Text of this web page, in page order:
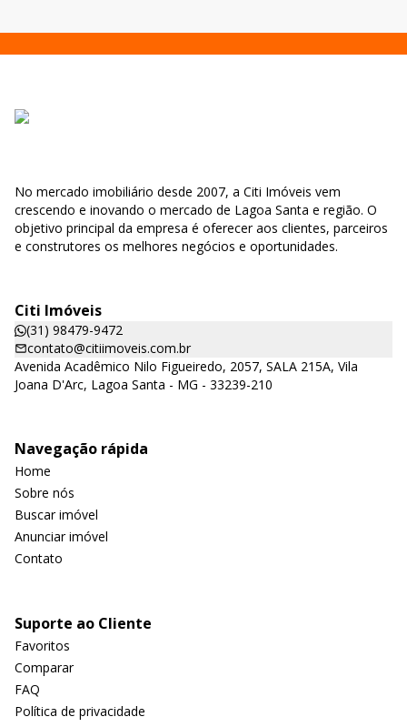
No mercado imobiliário desde 2007, a Citi Imóveis vem
crescendo e inovando o mercado de Lagoa Santa e região. O
objetivo principal da empresa é oferecer aos clientes, parceiros
e construtores os melhores negócios e oportunidades.
Citi Imóveis
(31) 98479-9472
contato@citiimoveis.com.br
Avenida Acadêmico Nilo Figueiredo, 2057, SALA 215A, Vila
Joana D'Arc, Lagoa Santa - MG - 33239-210
Navegação rápida
Home
Sobre nós
Buscar imóvel
Anunciar imóvel
Contato
Suporte ao Cliente
Favoritos
Comparar
FAQ
Política de privacidade